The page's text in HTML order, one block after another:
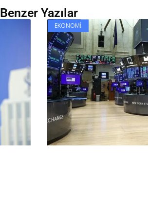
Benzer Yazılar
EKONOMI